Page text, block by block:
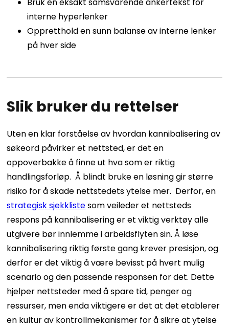
Bruk en eksakt samsvarende ankertekst for
interne hyperlenker
Oppretthold en sunn balanse av interne lenker
på hver side
Slik bruker du rettelser
Uten en klar forståelse av hvordan kannibalisering av
søkeord påvirker et nettsted, er det en
oppoverbakke å finne ut hva som er riktig
handlingsforløp. Å blindt bruke en løsning gir større
risiko for å skade nettstedets ytelse mer. Derfor, en
strategisk sjekklistesom veileder et nettsteds
respons på kannibalisering er et viktig verktøy alle
utgivere bør innlemme i arbeidsflyten sin. Å løse
kannibalisering riktig første gang krever presisjon, og
derfor er det viktig å være bevisst på hvert mulig
scenario og den passende responsen for det. Dette
hjelper nettsteder med å spare tid, penger og
ressurser, men enda viktigere er det at det etablerer
en kultur av kontrollmekanismer for å sikre at ytelse